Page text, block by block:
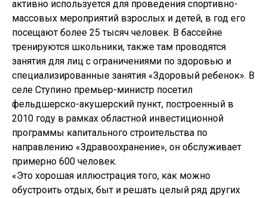
активно используется для проведения спортивно-
массовых мероприятий взрослых и детей, в год его
посещают более 25 тысяч человек. В бассейне
тренируются школьники, также там проводятся
занятия для лиц с ограничениями по здоровью и
специализированные занятия «Здоровый ребенок». В
селе Ступино премьер-министр посетил
фельдшерско-акушерский пункт, построенный в
2010 году в рамках областной инвестиционной
программы капитального строительства по
направлению «Здравоохранение», он обслуживает
примерно 600 человек.
«Это хорошая иллюстрация того, как можно
обустроить отдых, быт и решать целый ряд других